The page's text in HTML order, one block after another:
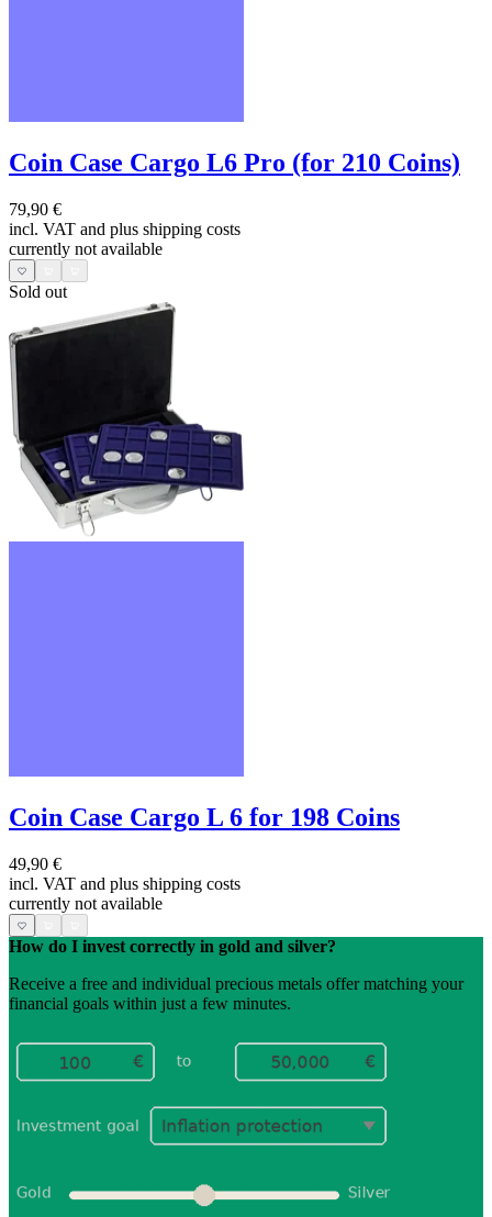
Coin Case Cargo L6 Pro (for 210 Coins)
79,90 €
incl. VAT and plus shipping costs
currently not available
Sold out
Coin Case Cargo L 6 for 198 Coins
49,90 €
incl. VAT and plus shipping costs
currently not available
How do I invest correctly in gold and silver?
Receive a free and individual precious metals offer matching your
financial goals within just a few minutes.